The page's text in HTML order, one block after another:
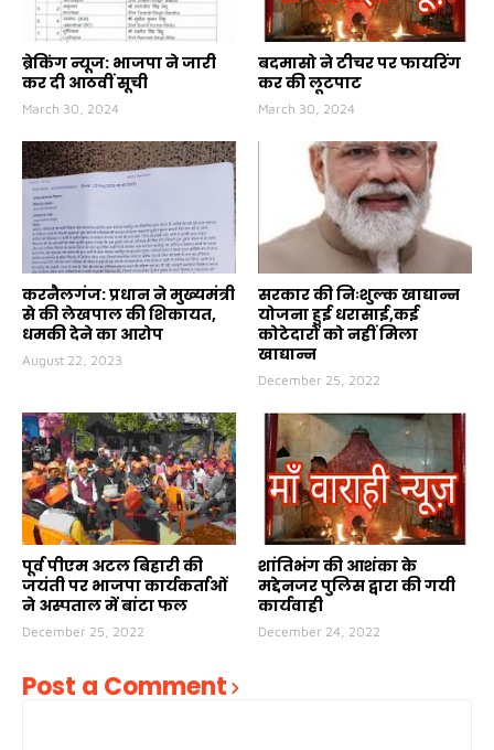
ब्रेकिंग न्यूज: भाजपा ने जारी
कर दी आठवीं सूची
March 30, 2024
बदमासो ने टीचर पर फायरिंग
कर की लूटपाट
March 30, 2024
करनैलगंज: प्रधान ने मुख्यमंत्री
से की लेखपाल की शिकायत,
धमकी देने का आरोप
August 22, 2023
सरकार की निःशुल्क खाद्यान्न
योजना हुई धरासाई,कई
कोटेदारों को नहीं मिला
खाद्यान्न
December 25, 2022
पूर्व पीएम अटल बिहारी की
जयंती पर भाजपा कार्यकर्ताओं
ने अस्पताल में बांटा फल
December 25, 2022
शांतिभंग की आशंका के
मद्देनजर पुलिस द्वारा की गयी
कार्यवाही
December 24, 2022
Post a Comment